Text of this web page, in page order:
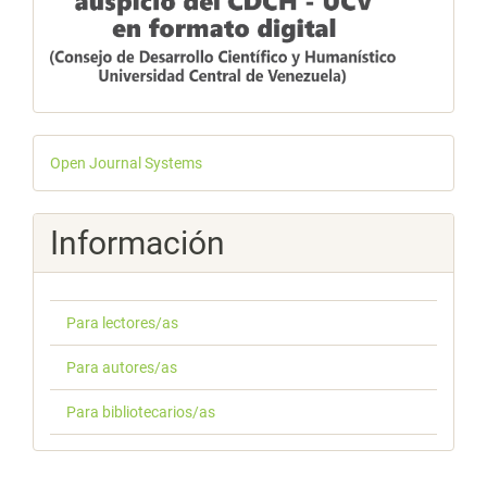
Desarrollado
por
Open Journal Systems
Información
Para lectores/as
Para autores/as
Para bibliotecarios/as